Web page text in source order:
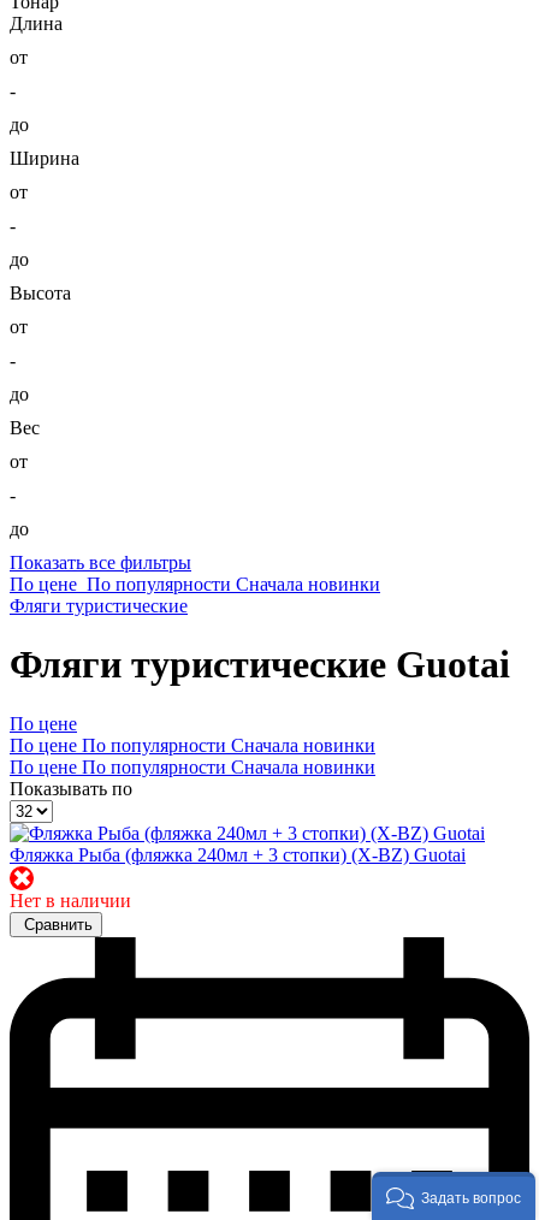
Длина
от
-
до
Ширина
от
-
до
Высота
от
-
до
Вес
от
-
до
Показать все фильтры
По цене По популярности Сначала новинки
Фляги туристические
Фляги туристические Guotai
По цене
По цене По популярности Сначала новинки
По цене По популярности Сначала новинки
Показывать по
Фляжка Рыба (фляжка 240мл + 3 стопки) (X-BZ) Guotai
✖
Нет в наличии
Сравнить
Задать вопрос